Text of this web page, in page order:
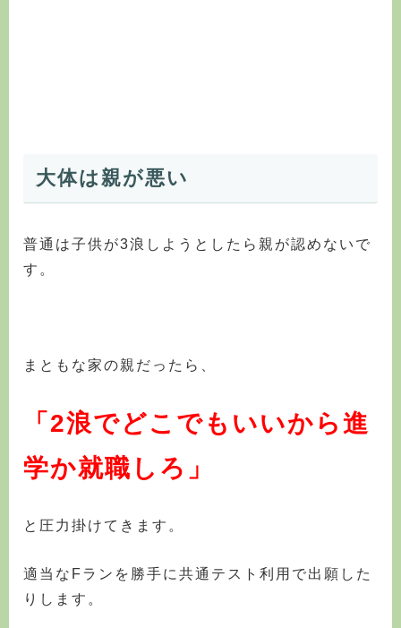
大体は親が悪い
普通は子供が3浪しようとしたら親が認めないで
す。
まともな家の親だったら、
「2浪でどこでもいいから進
学か就職しろ」
と圧力掛けてきます。
適当なFランを勝手に共通テスト利用で出願した
りします。